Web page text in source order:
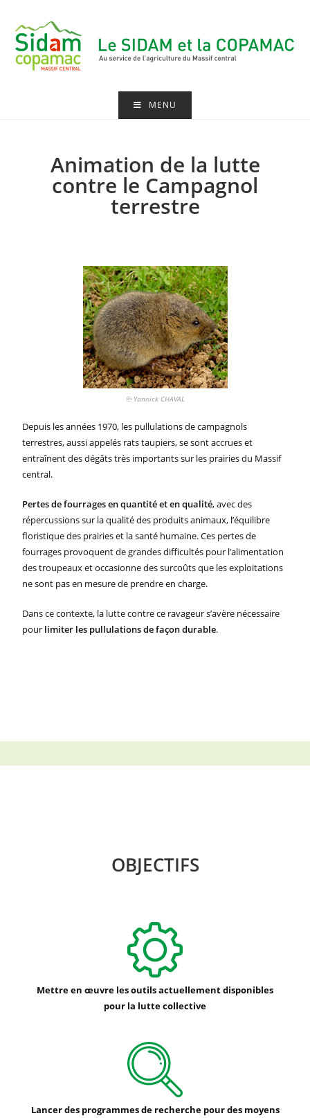
MENU
Animation de la lutte
contre le Campagnol
terrestre
© Yannick CHAVAL
Depuis les années 1970, les pullulations de campagnols
terrestres, aussi appelés rats taupiers, se sont accrues et
entraînent des dégâts très importants sur les prairies du Massif
central.
Pertes de fourrages en quantité et en qualité, avec des
répercussions sur la qualité des produits animaux, l’équilibre
floristique des prairies et la santé humaine. Ces pertes de
fourrages provoquent de grandes difficultés pour l’alimentation
des troupeaux et occasionne des surcoûts que les exploitations
ne sont pas en mesure de prendre en charge.
Dans ce contexte, la lutte contre ce ravageur s’avère nécessaire
pour limiter les pullulations de façon durable.
OBJECTIFS
Mettre en œuvre les outils actuellement disponibles
pour la lutte collective
Lancer des programmes de recherche pour des moyens